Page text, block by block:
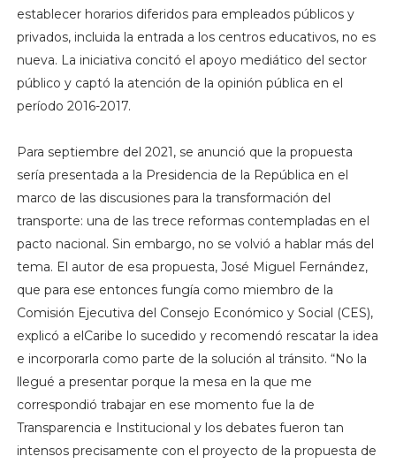
establecer horarios diferidos para empleados públicos y
privados, incluida la entrada a los centros educativos, no es
nueva. La iniciativa concitó el apoyo mediático del sector
público y captó la atención de la opinión pública en el
período 2016-2017.
Para septiembre del 2021, se anunció que la propuesta
sería presentada a la Presidencia de la República en el
marco de las discusiones para la transformación del
transporte: una de las trece reformas contempladas en el
pacto nacional. Sin embargo, no se volvió a hablar más del
tema. El autor de esa propuesta, José Miguel Fernández,
que para ese entonces fungía como miembro de la
Comisión Ejecutiva del Consejo Económico y Social (CES),
explicó a elCaribe lo sucedido y recomendó rescatar la idea
e incorporarla como parte de la solución al tránsito. “No la
llegué a presentar porque la mesa en la que me
correspondió trabajar en ese momento fue la de
Transparencia e Institucional y los debates fueron tan
intensos precisamente con el proyecto de la propuesta de